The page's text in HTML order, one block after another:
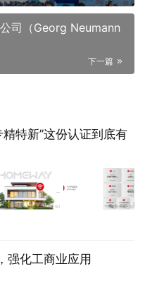
司（Georg Neumann
下一篇
特新”这份认证到底有
强化工商业应用